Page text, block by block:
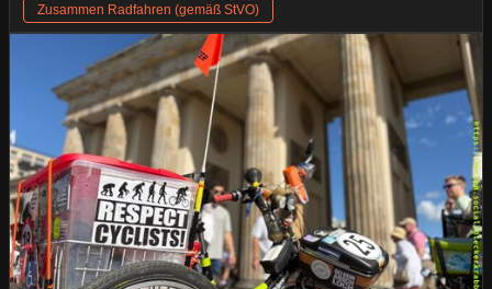
Zusammen Radfahren (gemäß StVO)